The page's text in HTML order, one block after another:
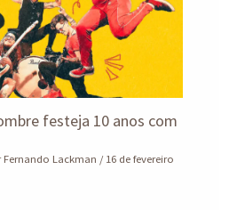
festeja 10 anos com
Fernando Lackman /16 de fevereiro